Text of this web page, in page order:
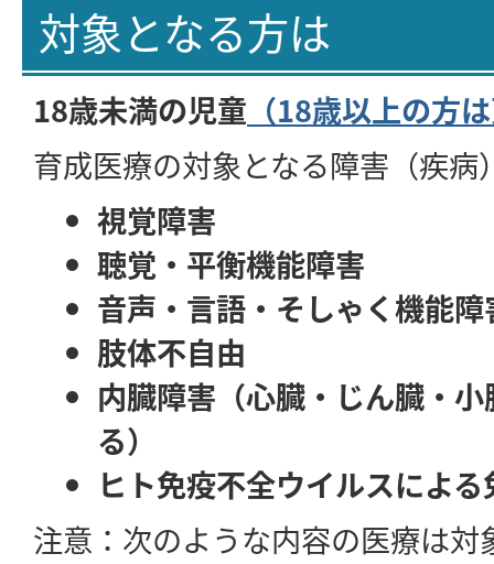
対象となる方は
18歳未満の児童 （18歳以上の方
育成医療の対象となる障害（疾病
視覚障害
聴覚・平衡機能障害
音声・言語・そしゃく機能障
肢体不自由
内臓障害（心臓・じん臓・
る）
ヒト免疫不全ウイルスによ
注意：次のような内容の医療は対